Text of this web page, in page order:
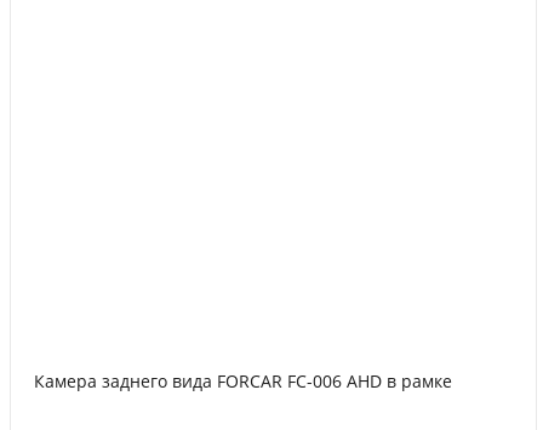
Камера заднего вида FORCAR FC-006 AHD в рамке